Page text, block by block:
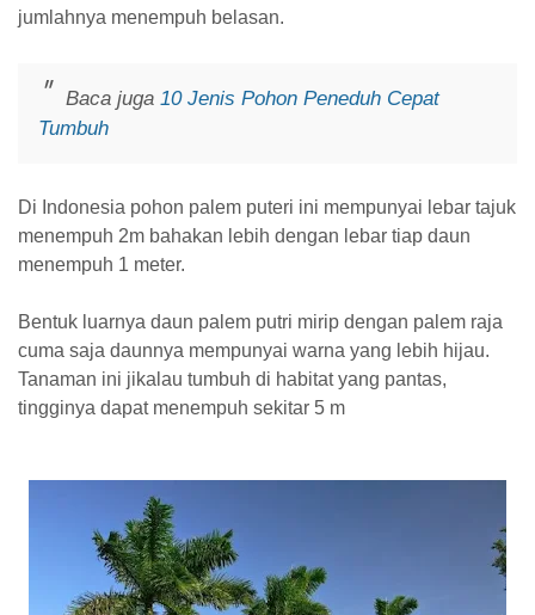
jumlahnya menempuh belasan.
Baca juga 10 Jenis Pohon Peneduh Cepat
Tumbuh
Di Indonesia pohon palem puteri ini mempunyai lebar tajuk
menempuh 2m bahakan lebih dengan lebar tiap daun
menempuh 1 meter.
Bentuk luarnya daun palem putri mirip dengan palem raja
cuma saja daunnya mempunyai warna yang lebih hijau.
Tanaman ini jikalau tumbuh di habitat yang pantas,
tingginya dapat menempuh sekitar 5 m